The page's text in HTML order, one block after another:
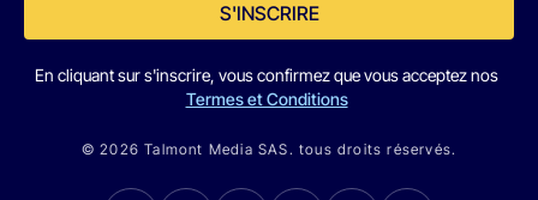
S'INSCRIRE
En cliquant sur s'inscrire, vous confirmez que vous acceptez nos
Termes et Conditions
© 2026 Talmont Media SAS. tous droits réservés.